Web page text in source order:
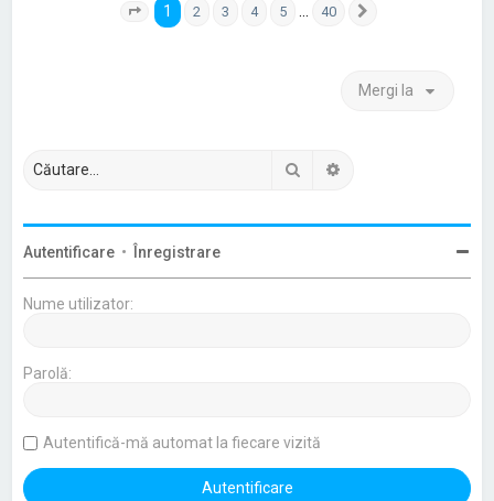
Pagina 1din40
1 2 3 4 5 40
Mergi la
Căutare
Autentificare •Înregistrare
Nume utilizator:
Parolă:
Autentifică-mă automat la fiecare vizită